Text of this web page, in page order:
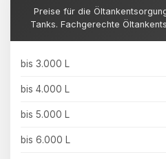
Preise für die
Tanks. Fachgerechte
bis 3.000 L
bis 4.000 L
bis 5.000 L
bis 6.000 L